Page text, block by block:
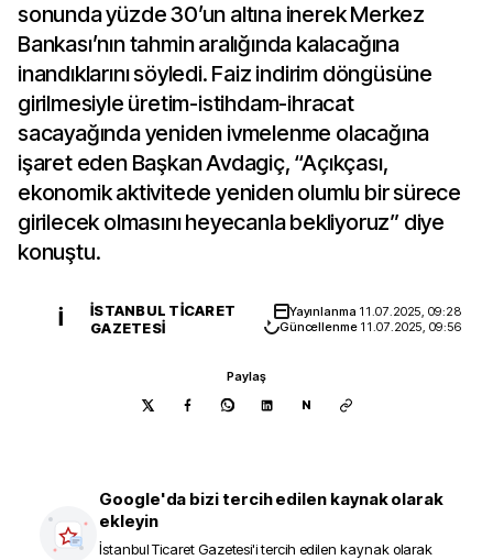
sonunda yüzde 30’un altına inerek Merkez
Bankası’nın tahmin aralığında kalacağına
inandıklarını söyledi. Faiz indirim döngüsüne
girilmesiyle üretim-istihdam-ihracat
sacayağında yeniden ivmelenme olacağına
işaret eden Başkan Avdagiç, “Açıkçası,
ekonomik aktivitede yeniden olumlu bir sürece
girilecek olmasını heyecanla bekliyoruz” diye
konuştu.
İ
İSTANBUL TICARET
GAZETESI
Yayınlanma 11.07.2025, 09:28
Güncellenme 11.07.2025, 09:56
Paylaş
N
Google'da bizi tercih edilen kaynak olarak
ekleyin
İstanbul Ticaret Gazetesi'i tercih edilen kaynak olarak